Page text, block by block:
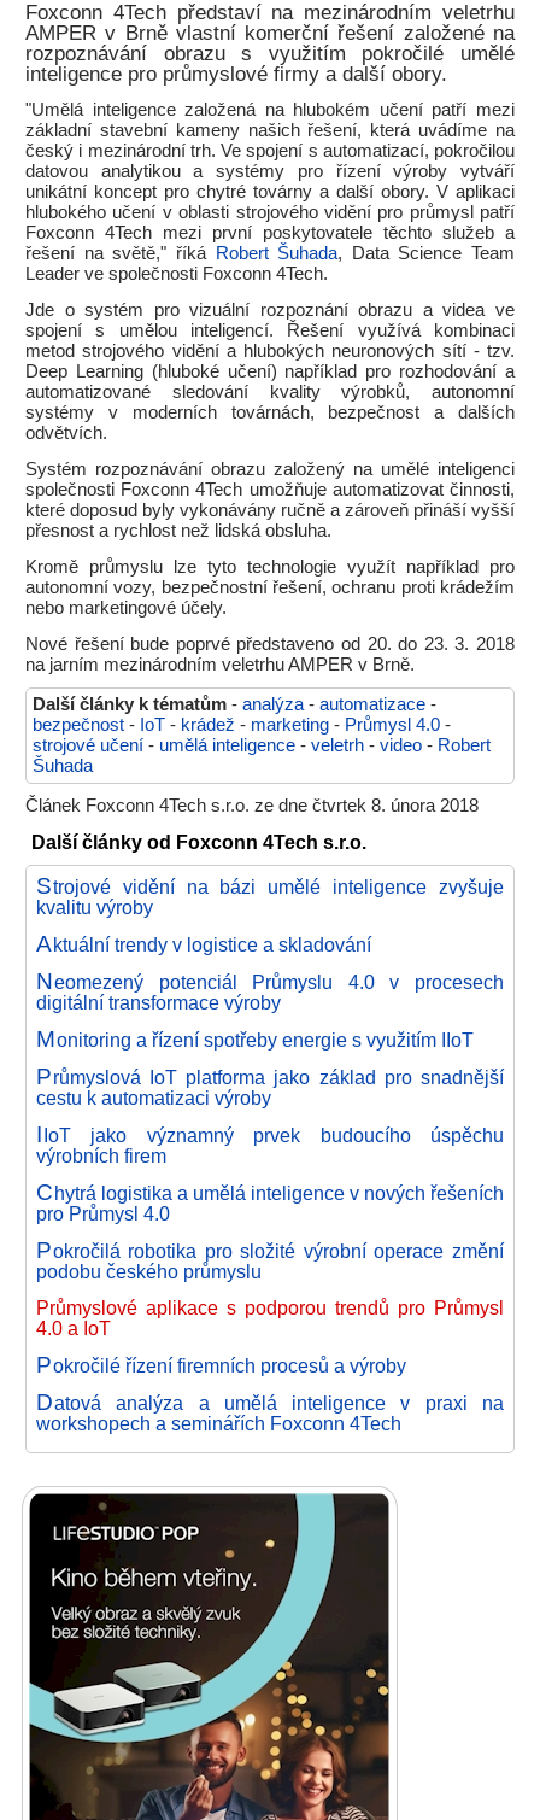
Foxconn 4Tech představí na mezinárodním veletrhu
AMPER v Brně vlastní komerční řešení založené na
rozpoznávání obrazu s využitím pokročilé umělé
inteligence pro průmyslové firmy a další obory.
"Umělá inteligence založená na hlubokém učení patří mezi
základní stavební kameny našich řešení, která uvádíme na
český i mezinárodní trh. Ve spojení s automatizací, pokročilou
datovou analytikou a systémy pro řízení výroby vytváří
unikátní koncept pro chytré továrny a další obory. V aplikaci
hlubokého učení v oblasti strojového vidění pro průmysl patří
Foxconn 4Tech mezi první poskytovatele těchto služeb a
řešení na světě," říká
Robert Šuhada, Data Science Team
Leader ve společnosti Foxconn 4Tech.
Jde o systém pro vizuální rozpoznání obrazu a videa ve
spojení s umělou inteligencí. Řešení využívá kombinaci
metod strojového vidění a hlubokých neuronových sítí - tzv.
Deep Learning (hluboké učení) například pro rozhodování a
automatizované sledování kvality výrobků, autonomní
systémy v moderních továrnách, bezpečnost a dalších
odvětvích.
Systém rozpoznávání obrazu založený na umělé inteligenci
společnosti Foxconn 4Tech umožňuje automatizovat činnosti,
které doposud byly vykonávány ručně a zároveň přináší vyšší
přesnost a rychlost než lidská obsluha.
Kromě průmyslu lze tyto technologie využít například pro
autonomní vozy, bezpečnostní řešení, ochranu proti krádežím
nebo marketingové účely.
Nové řešení bude poprvé představeno od 20. do 23. 3. 2018
na jarním mezinárodním veletrhu AMPER v Brně.
Další články k tématům - analýza - automatizace -
bezpečnost - IoT - krádež - marketing - Průmysl 4.0 -
strojové učení - umělá inteligence - veletrh - video - Robert
Šuhada
Článek Foxconn 4Tech s.r.o. ze dne čtvrtek 8. února 2018
Další články od Foxconn 4Tech s.r.o.
Strojové vidění na bázi umělé inteligence zvyšuje
kvalitu výroby
Aktuální trendy v logistice a skladování
Neomezený potenciál Průmyslu 4.0 v procesech
digitální transformace výroby
Monitoring a řízení spotřeby energie s využitím IIoT
Průmyslová IoT platforma jako základ pro snadnější
cestu k automatizaci výroby
IIoT jako významný prvek budoucího úspěchu
výrobních firem
Chytrá logistika a umělá inteligence v nových řešeních
pro Průmysl 4.0
Pokročilá robotika pro složité výrobní operace změní
podobu českého průmyslu
Průmyslové aplikace s podporou trendů pro Průmysl
4.0 a IoT
Pokročilé řízení firemních procesů a výroby
Datová analýza a umělá inteligence v praxi na
workshopech a seminářích Foxconn 4Tech